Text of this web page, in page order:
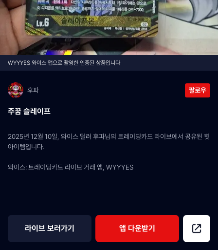
WYYYES 와이스 앱으로 촬영한 인증된 상품입니다
후파 팔로우
주꿈 슬레이프
2025년 12월 10일, 와이스 딜러 후파님의 트레이딩카드 라이브에서 공유된 힛
아이템입니다.
와이스: 트레이딩카드 라이브 거래 앱, WYYYES
라이브 보러가기 앱 다운받기